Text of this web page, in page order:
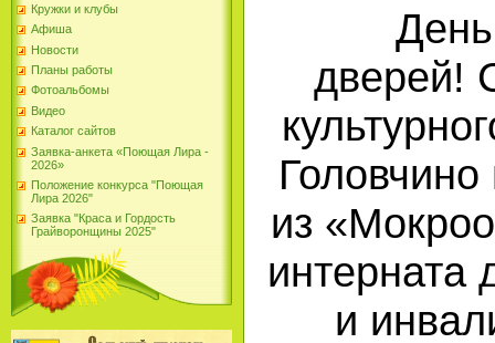
Кружки и клубы
Афиша
Новости
Планы работы
Фотоальбомы
Видео
Каталог сайтов
Заявка-анкета «Поющая Лира -
2026»
Положение конкурса "Поющая
Лира 2026"
Заявка "Краса и Гордость
Грайворонщины 2025"
дверей!
Головчино
из
интерната
и